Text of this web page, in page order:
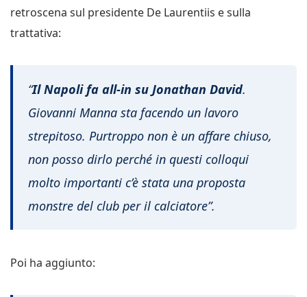
retroscena sul presidente De Laurentiis e sulla
trattativa:
“Il Napoli fa all-in su Jonathan David.
Giovanni Manna sta facendo un lavoro
strepitoso. Purtroppo non è un affare chiuso,
non posso dirlo perché in questi colloqui
molto importanti c’è stata una proposta
monstre del club per il calciatore”.
Poi ha aggiunto: